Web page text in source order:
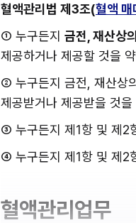
혈액관리법 제3조(혈액 매
① 누구든지 금전, 재산상
제공하거나 제공할 것을
② 누구든지 금전, 재산상
제공받거나 제공받을 것
③ 누구든지 제1항 및 제2
④ 누구든지 제1항 및 제2
혈액관리업무